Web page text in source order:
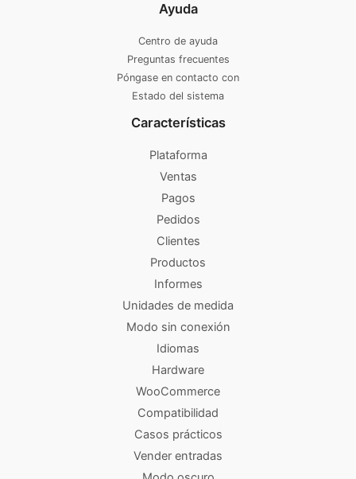
Ayuda
Centro de ayuda
Preguntas frecuentes
Póngase en contacto con
Estado del sistema
Características
Plataforma
Ventas
Pagos
Pedidos
Clientes
Productos
Informes
Unidades de medida
Modo sin conexión
Idiomas
Hardware
WooCommerce
Compatibilidad
Casos prácticos
Vender entradas